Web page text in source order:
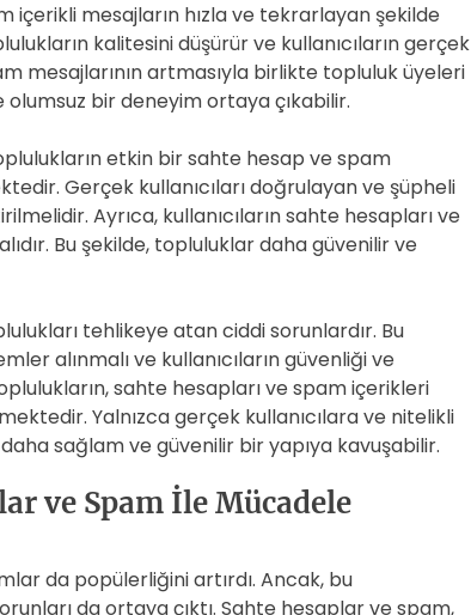
mesajların hızla ve tekrarlayan şekilde
kalitesini düşürür ve kullanıcıların gerçek
mesajlarının artmasıyla birlikte topluluk üyeleri
bir deneyim ortaya çıkabilir.
etkin bir sahte hesap ve spam
Gerçek kullanıcıları doğrulayan ve şüpheli
Ayrıca, kullanıcıların sahte hesapları ve
Bu şekilde, topluluklar daha güvenilir ve
tehlikeye atan ciddi sorunlardır. Bu
alınmalı ve kullanıcıların güvenliği ve
sahte hesapları ve spam içerikleri
Yalnızca gerçek kullanıcılara ve nitelikli
sağlam ve güvenilir bir yapıya kavuşabilir.
ve Spam İle Mücadele
da popülerliğini artırdı. Ancak, bu
da ortaya çıktı. Sahte hesaplar ve spam,